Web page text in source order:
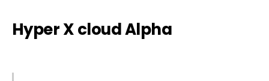
Hyper X cloud Alpha